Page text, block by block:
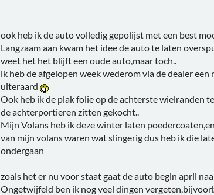
ook heb ik de auto volledig gepolijst met een best
Langzaam aan kwam het idee de auto te laten
weet het het blijft een oude auto,maar toch..
ik heb de afgelopen week wederom via de dealer
uiteraard
Ook heb ik de plak folie op de achterste wielranden
de achterportieren zitten gekocht..
Mijn Volans heb ik deze winter laten
van mijn volans waren wat slingerig dus heb ik die
ondergaan
zoals het er nu voor staat gaat de auto begin april
Ongetwijfeld ben ik nog veel dingen